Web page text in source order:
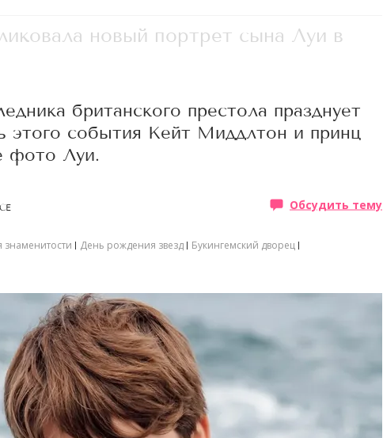
новый портрет сына Луи в
британского престола празднует
этого события Кейт Миддлтон и принц
фото Луи.
Обсудить тему
День рождения звезд
Букингемский дворец